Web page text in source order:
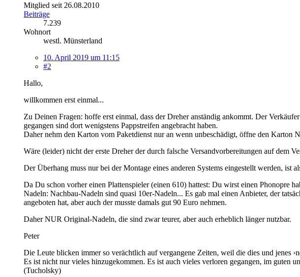
Mitglied seit 26.08.2010
Beiträge
7.239
Wohnort
westl. Münsterland
10. April 2019 um 11:15
#2
Hallo,
willkommen erst einmal...
Zu Deinen Fragen: hoffe erst einmal, dass der Dreher anständig ankommt. Der
gegangen sind dort wenigstens Pappstreifen angebracht haben.
Daher nehm den Karton vom Paketdienst nur an wenn unbeschädigt, öffne den Karton
Wäre (leider) nicht der erste Dreher der durch falsche Versandvorbereitungen auf dem
Der Überhang muss nur bei der Montage eines anderen Systems eingestellt werden, ist
Da Du schon vorher einen Plattenspieler (einen 610) hattest: Du wirst einen Phonopre
Nadeln: Nachbau-Nadeln sind quasi 10er-Nadeln... Es gab mal einen Anbieter, der
angeboten hat, aber auch der musste damals gut 90 Euro nehmen.
Daher NUR Original-Nadeln, die sind zwar teurer, aber auch erheblich länger nutzbar.
Peter
Die Leute blicken immer so verächtlich auf vergangene Zeiten, weil die dies und jenes
Es ist nicht nur vieles hinzugekommen. Es ist auch vieles verloren gegangen, im guten
(Tucholsky)